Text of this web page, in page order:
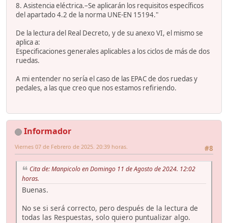
8. Asistencia eléctrica.–Se aplicarán los requisitos específicos
del apartado 4.2 de la norma UNE-EN 15194."
De la lectura del Real Decreto, y de su anexo VI, el mismo se
aplica a:
Especificaciones generales aplicables a los ciclos de más de dos
ruedas.
A mi entender no sería el caso de las EPAC de dos ruedas y
pedales, a las que creo que nos estamos refiriendo.
Informador
#8
Viernes 07 de Febrero de 2025. 20:39 horas.
Cita de: Manpicolo en Domingo 11 de Agosto de 2024. 12:02
horas.
Buenas.
No se si será correcto, pero después de la lectura de
todas las Respuestas, solo quiero puntualizar algo.